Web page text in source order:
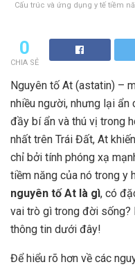
Cấu trúc và ứng dụng y tế tiềm
0
CHIA SẺ
Nguyên tố At (astatin) –
nhiều người, nhưng lại
đầy bí ẩn và thú vị trong
nhất trên Trái Đất, At
chỉ bởi tính phóng xạ
tiềm năng của nó trong y
nguyên tố At là gì, có
vai trò gì trong đời sống?
thông tin dưới đây!
Để hiểu rõ hơn về các